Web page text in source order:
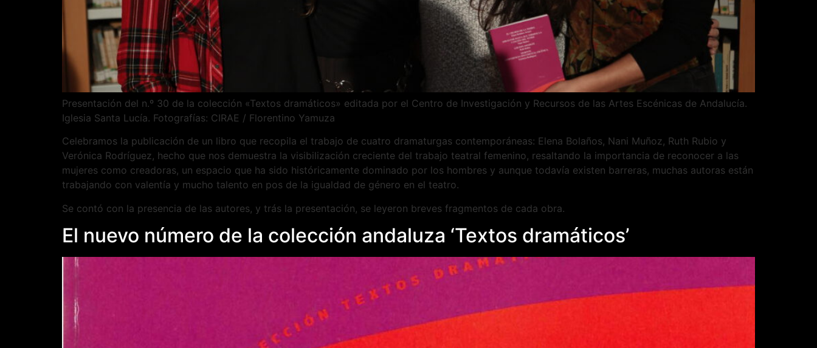
Presentación del n.º 30 de la colección «Textos dramáticos» editada por el Centro de Investigación y Recursos de las Artes Escénicas de Andalucía.
Iglesia Santa Lucía. Fotografías: CIRAE / Florentino Yamuza
Celebramos la publicación de un libro que recopila el trabajo de cuatro dramaturgas contemporáneas: Elena Bolaños, Nani Muñoz, Ruth Rubio y
Verónica Rodríguez, hecho que nos demuestra la visibilización creciente del trabajo teatral femenino, resaltando la importancia de reconocer a las
mujeres como creadoras, un espacio que ha sido históricamente dominado por los hombres y aunque todavía existen barreras, muchas autoras están
trabajando con valentía y mucho talento en pos de la igualdad de género en el teatro.
Se contó con la presencia de las autores, y trás la presentación, se leyeron breves fragmentos de cada obra.
El nuevo número de la colección andaluza ‘Textos dramáticos’